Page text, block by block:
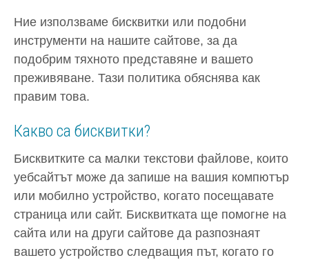
Ние използваме бисквитки или подобни
инструменти на нашите сайтове, за да
подобрим тяхното представяне и вашето
преживяване. Тази политика обяснява как
правим това.
Какво са бисквитки?
Бисквитките са малки текстови файлове, които
уебсайтът може да запише на вашия компютър
или мобилно устройство, когато посещавате
страница или сайт. Бисквитката ще помогне на
сайта или на други сайтове да разпознаят
вашето устройство следващия път, когато го